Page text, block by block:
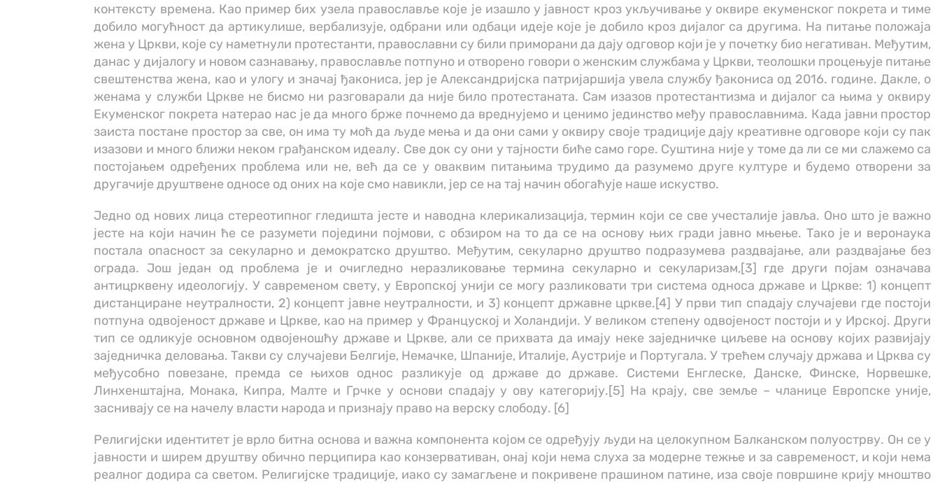
контексту времена. Као пример бих узела православље које је изашло у јавност кроз укључивање у оквире екуменског покрета и тиме
добило могућност да артикулише, вербализује, одбрани или одбаци идеје које је добило кроз дијалог са другима. На питање положаја
жена у Цркви, које су наметнули протестанти, православни су били приморани да дају одговор који је у почетку био негативан. Међутим,
данас у дијалогу и новом сазнавању, православље потпуно и отворено говори о женским службама у Цркви, теолошки процењује питање
свештенства жена, као и улогу и значај ђакониса, јер је Александријска патријаршија увела службу ђакониса од 2016. године. Дакле, о
женама у служби Цркве не бисмо ни разговарали да није било протестаната. Сам изазов протестантизма и дијалог са њима у оквиру
Екуменског покрета натерао нас је да много брже почнемо да вреднујемо и ценимо јединство међу православнима. Када јавни простор
заиста постане простор за све, он има ту моћ да људе мења и да они сами у оквиру своје традиције дају креативне одговоре који су пак
изазови и много ближи неком грађанском идеалу. Све док су они у тајности биће само горе. Суштина није у томе да ли се ми слажемо са
постојањем одређених проблема или не, већ да се у оваквим питањима трудимо да разумемо друге културе и будемо отворени за
другачије друштвене односе од оних на које смо навикли, јер се на тај начин обогаћује наше искуство.
Једно од нових лица стереотипног гледишта јесте и наводна клерикализација, термин који се све учесталије јавља. Оно што је важно
јесте на који начин ће се разумети поједини појмови, с обзиром на то да се на основу њих гради јавно мњење. Тако је и веронаука
постала опасност за секуларно и демократско друштво. Међутим, секуларно друштво подразумева раздвајање, али раздвајање без
ограда. Још један од проблема је и очигледно неразликовање термина секуларно и секуларизам,[3] где други појам означава
антицрквену идеологију. У савременом свету, у Европској унији се могу разликовати три система односа државе и Цркве: 1) концепт
дистанциране неутралности, 2) концепт јавне неутралности, и 3) концепт државне цркве.[4] У први тип спадају случајеви где постоји
потпуна одвојеност државе и Цркве, као на пример у Француској и Холандији. У великом степену одвојеност постоји и у Ирској. Други
тип се одликује основном одвојеношћу државе и Цркве, али се прихвата да имају неке заједничке циљеве на основу којих развијају
заједничка деловања. Такви су случајеви Белгије, Немачке, Шпаније, Италије, Аустрије и Португала. У трећем случају држава и Црква су
међусобно повезане, премда се њихов однос разликује од државе до државе. Системи Енглеске, Данске, Финске, Норвешке,
Линхенштајна, Монака, Кипра, Малте и Грчке у основи спадају у ову категорију.[5] На крају, све земље – чланице Европске уније,
заснивају се на начелу власти народа и признају право на верску слободу. [6]
Религијски идентитет је врло битна основа и важна компонента којом се одређују људи на целокупном Балканском полуострву. Он се у
јавности и ширем друштву обично перципира као конзервативан, онај који нема слуха за модерне тежње и за савременост, и који нема
реалног додира са светом. Религијске традиције, иако су замагљене и покривене прашином патине, иза своје површине крију мноштво